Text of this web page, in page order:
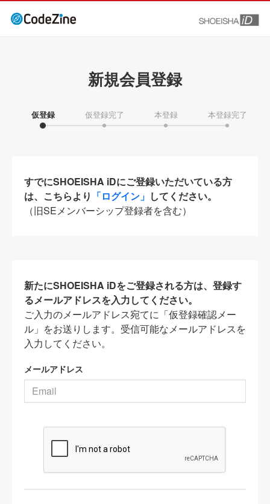
新規会員登録
仮登録 仮登録完了 本登録 本登録完了
すでにSHOEISHA iDにご登録いただいている方
は、こちらより 「ログイン」 してください。
（旧SEメンバーシップ登録者を含む）
新たにSHOEISHA iDをご登録される方は、登録す
るメールアドレスを入力してください。
ご入力のメールアドレス宛てに「仮登録確認メー
ル」をお送りします。受信可能なメールアドレスを
入力してください。
メールアドレス